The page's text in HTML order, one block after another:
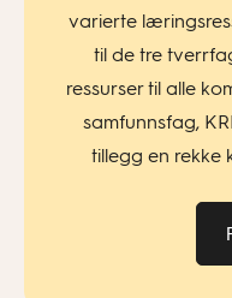
varierte
til de tre
ressurser til alle
samfunnsfag,
tillegg en rekke